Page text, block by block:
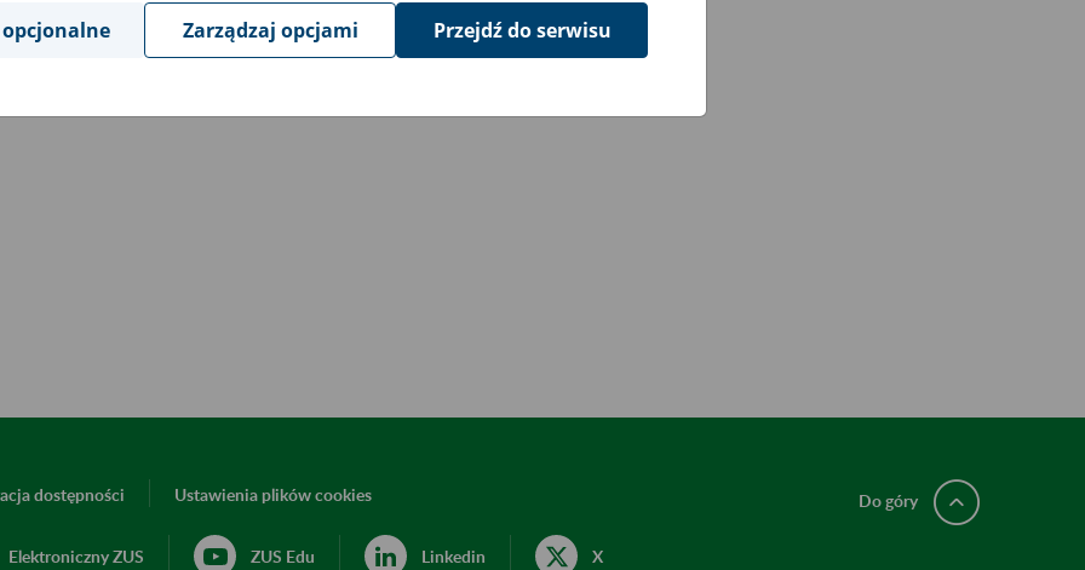
dostępności Ustawienia plików cookies
Elektroniczny ZUS ZUS Edu Linkedin X
Do góry
Zarządzaj opcjami Przejdź do serwisu